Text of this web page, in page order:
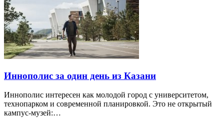
Иннополис за один день из Казани
Иннополис интересен как молодой город с университетом,
технопарком и современной планировкой. Это не открытый
кампус-музей:…